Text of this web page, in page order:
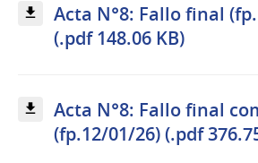
Acta N°8: Fallo final
(.pdf 148.06 KB)
Acta N°8: Fallo final
(fp.12/01/26) (.pdf